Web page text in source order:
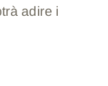
adire i